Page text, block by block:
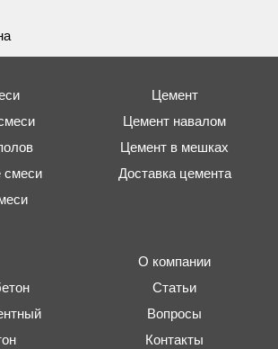
смеси
Цемент
Цемент навалом
Цемент в мешках
Доставка цемента
О компании
Статьи
Вопросы
Контакты